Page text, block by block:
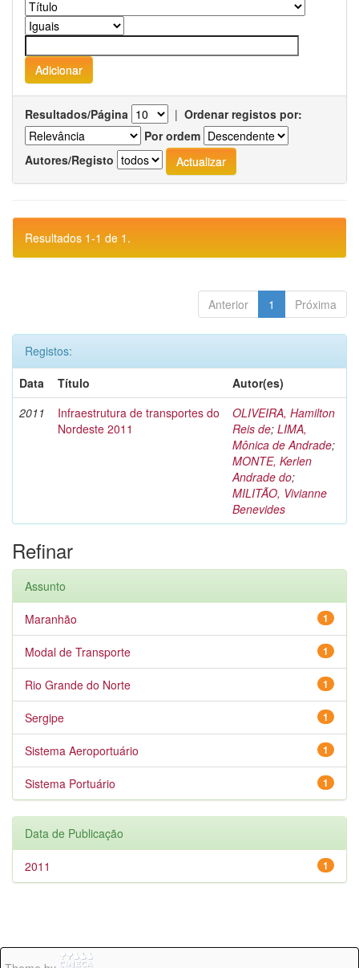
Resultados/Página | Ordenar registos por:
Por ordem
Autores/Registo
Resultados 1-1 de 1.
Anterior 1 Próxima
Registos:
Data
Título
Autor(es)
2011
Infraestrutura de transportes do
Nordeste 2011
OLIVEIRA, Hamilton
Reis de; LIMA,
Mônica de Andrade;
MONTE, Kerlen
Andrade do;
MILITÃO, Vivianne
Benevides
Refinar
Assunto
1
Maranhão
1
Modal de Transporte
1
Rio Grande do Norte
1
Sergipe
1
Sistema Aeroportuário
1
Sistema Portuário
Data de Publicação
1
2011